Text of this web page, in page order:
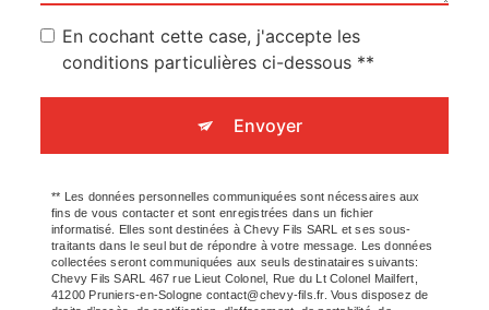
En cochant cette case, j'accepte les
conditions particulières ci-dessous **
Envoyer
** Les données personnelles communiquées sont nécessaires aux
fins de vous contacter et sont enregistrées dans un fichier
informatisé. Elles sont destinées à Chevy Fils SARL et ses sous-
traitants dans le seul but de répondre à votre message. Les données
collectées seront communiquées aux seuls destinataires suivants:
Chevy Fils SARL 467 rue Lieut Colonel, Rue du Lt Colonel Mailfert,
41200 Pruniers-en-Sologne contact@chevy-fils.fr. Vous disposez de